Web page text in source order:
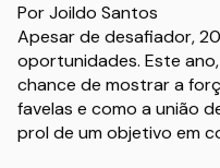
Por Joildo Santos
Apesar de desafiador,
oportunidades. Este
chance de mostrar a
favelas e como a união
prol de um objetivo em